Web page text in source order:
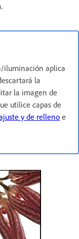
iluminación aplica
la
la imagen de
utilice capas de
y de rellenoe